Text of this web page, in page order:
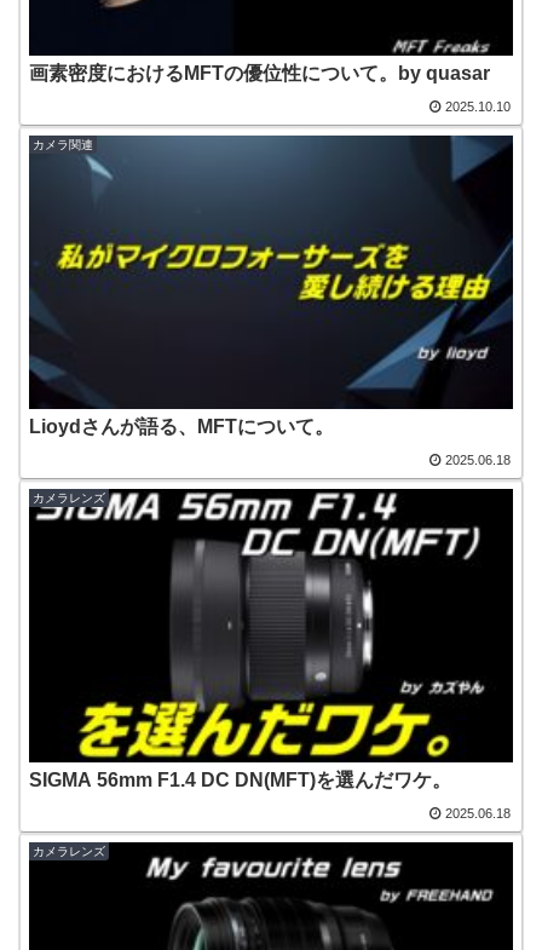
画素密度におけるMFTの優位性について。by quasar
2025.10.10
カメラ関連
Lioydさんが語る、MFTについて。
2025.06.18
カメラレンズ
SIGMA 56mm F1.4 DC DN(MFT)を選んだワケ。
2025.06.18
カメラレンズ